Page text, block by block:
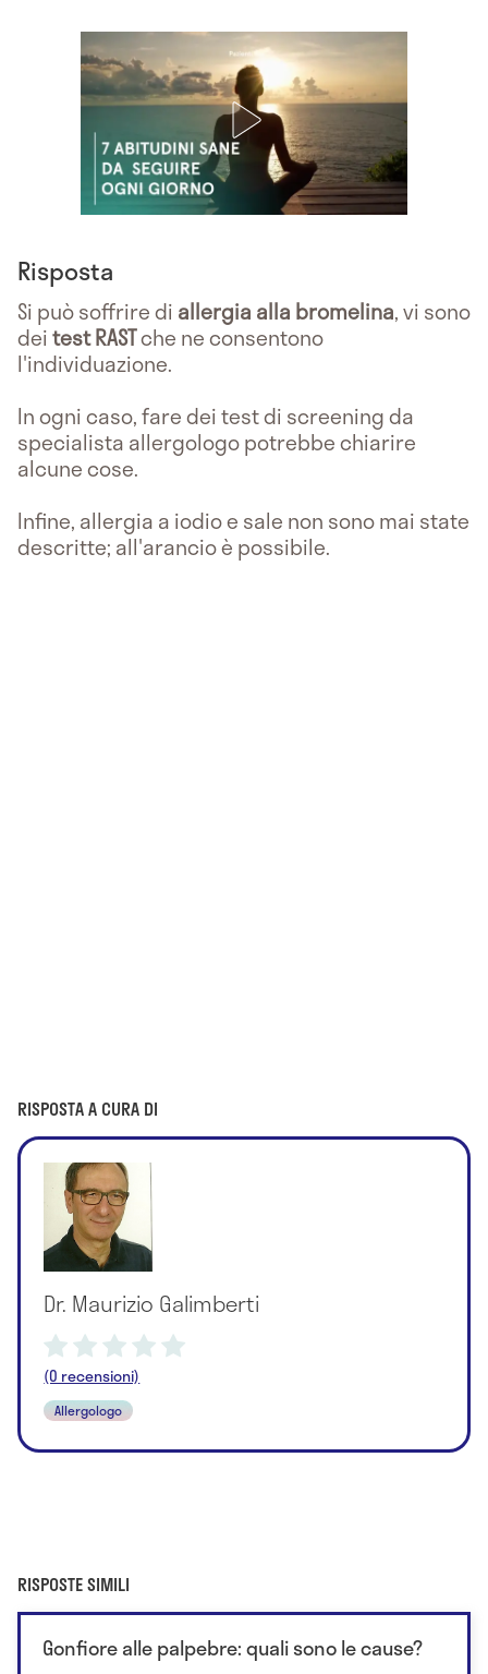
Risposta
Si può soffrire di allergia alla bromelina, vi sono
deitest RASTche ne consentono
l'individuazione.
In ogni caso, fare dei test di screening da
specialista allergologo potrebbe chiarire
alcune cose.
Infine, allergia a iodio e sale non sono mai state
descritte; all'arancio è possibile.
RISPOSTA A CURA DI
Dr. Maurizio Galimberti
(0 recensioni)
Allergologo
RISPOSTE SIMILI
Gonfiore alle palpebre: quali sono le cause?